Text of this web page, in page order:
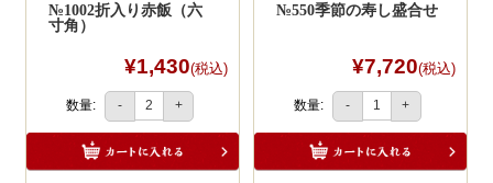
高級弁当
一品料理
お食い初め・お子様膳
2
№1002折入り赤飯（六
寸角）
¥1,430(税込)
数量: - +
№550季節の寿し盛合せ
¥7,720(税込)
数量: - +